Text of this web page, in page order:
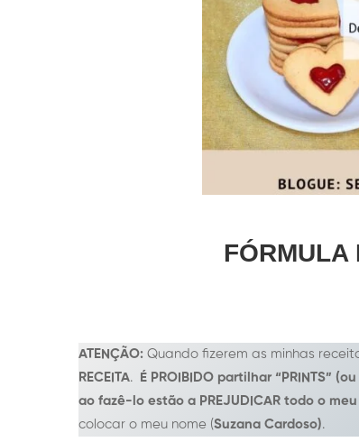
ATENÇÃO: Quando fizerem as minhas
RECEITA. É PROIBIDO partilhar “PRINTS”
ao fazê-lo estão a PREJUDICAR todo o
colocar o meu nome (Suzana Cardoso).